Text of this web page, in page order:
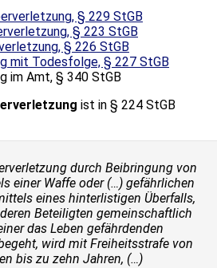
§ 229 StGB
§ 223 StGB
§ 226 StGB
mit Todesfolge, § 227 StGB
im Amt, § 340 StGB
ist in § 224 StGB
durch Beibringung von
einer Waffe oder (…) gefährlichen
eines hinterlistigen Überfalls,
Beteiligten gemeinschaftlich
das Leben gefährdenden
wird mit Freiheitsstrafe von
bis zu zehn Jahren, (…)